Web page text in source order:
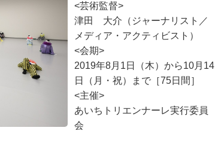
<芸術監督>
津田 大介（ジャーナリスト／
メディア・アクティビスト）
<会期>
2019年8月1日（木）から10月14
日（月・祝）まで［75日間］
<主催>
あいちトリエンナーレ実行委員
会